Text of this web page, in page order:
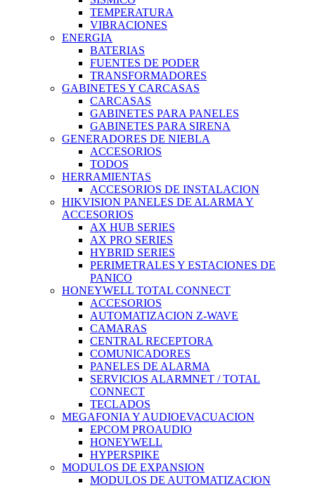
TEMPERATURA
VIBRACIONES
ENERGIA
BATERIAS
FUENTES DE PODER
TRANSFORMADORES
GABINETES Y CARCASAS
CARCASAS
GABINETES PARA PANELES
GABINETES PARA SIRENA
GENERADORES DE NIEBLA
ACCESORIOS
TODOS
HERRAMIENTAS
ACCESORIOS DE INSTALACION
HIKVISION PANELES DE ALARMA Y
ACCESORIOS
AX HUB SERIES
AX PRO SERIES
HYBRID SERIES
PERIMETRALES Y ESTACIONES DE
PANICO
HONEYWELL TOTAL CONNECT
ACCESORIOS
AUTOMATIZACION Z-WAVE
CAMARAS
CENTRAL RECEPTORA
COMUNICADORES
PANELES DE ALARMA
SERVICIOS ALARMNET / TOTAL
CONNECT
TECLADOS
MEGAFONIA Y AUDIOEVACUACION
EPCOM PROAUDIO
HONEYWELL
HYPERSPIKE
MODULOS DE EXPANSION
MODULOS DE AUTOMATIZACION